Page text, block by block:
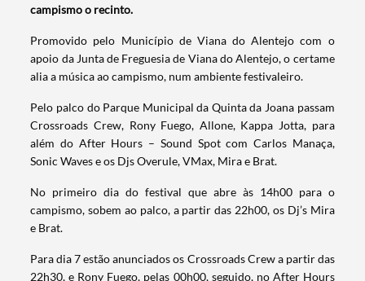
campismo o recinto.
Promovido pelo Município de Viana do Alentejo com o
apoio da Junta de Freguesia de Viana do Alentejo, o certame
alia a música ao campismo, num ambiente festivaleiro.
Pelo palco do Parque Municipal da Quinta da Joana passam
Crossroads Crew, Rony Fuego, Allone, Kappa Jotta, para
além do After Hours – Sound Spot com Carlos Manaça,
Sonic Waves e os Djs Overule, VMax, Mira e Brat.
No primeiro dia do festival que abre às 14h00 para o
campismo, sobem ao palco, a partir das 22h00, os Dj’s Mira
e Brat.
Para dia 7 estão anunciados os Crossroads Crew a partir das
22h30, e Rony Fuego, pelas 00h00, seguido, no After Hours